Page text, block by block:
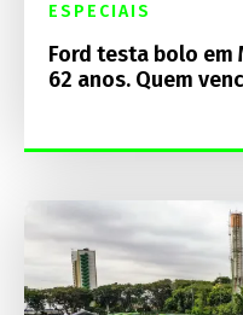
ESPECIAIS
Ford testa bolo em
62 anos. Quem